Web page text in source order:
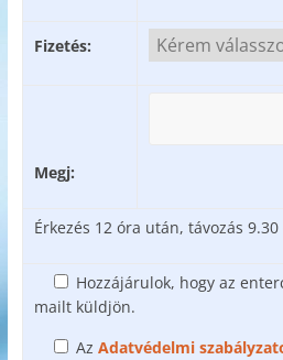
Fizetés:
Megj:
Érkezés 12 óra után, távozás
Hozzájárulok, hogy az
mailt küldjön.
Az Adatvédelmi